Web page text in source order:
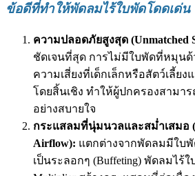
ข้อดีที่ทำให้พัดลมไร้ใบพัดโดดเด่น
ความปลอดภัยสูงสุด (Unmatched
ชัดเจนที่สุด การไม่มีใบพัดที่หมุนด้
ความเสี่ยงที่เด็กเล็กหรือสัตว์เลี้ย
โดยสิ้นเชิง ทำให้ผู้ปกครองสามา
อย่างสบายใจ
กระแสลมที่นุ่มนวลและสม่ำเสมอ
Airflow): แตกต่างจากพัดลมมีใบ
เป็นระลอกๆ (Buffeting) พัดลมไร้